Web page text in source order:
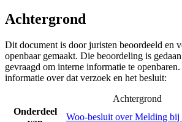
Achtergrond
Dit document is door juristen beoordeeld en
openbaar gemaakt. Die beoordeling is
gevraagd om interne informatie te
informatie over dat verzoek en het besluit:
Achtergrond
Onderdeel
Woo-besluit over Melding bij